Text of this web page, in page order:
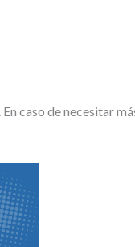
caso de necesitar